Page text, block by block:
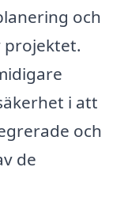
och
projektet.
i att
och
de